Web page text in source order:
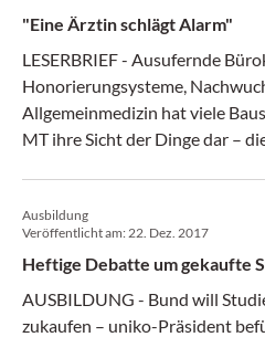
"Eine Ärztin schlägt Alarm"
LESERBRIEF - Ausufernde
Honorierungsysteme,
Allgemeinmedizin hat viele
MT ihre Sicht der Dinge dar –
Ausbildung
Veröffentlicht am:22. Dez. 2017
Heftige Debatte um gekaufte
AUSBILDUNG - Bund will
zukaufen – uniko-Präsident